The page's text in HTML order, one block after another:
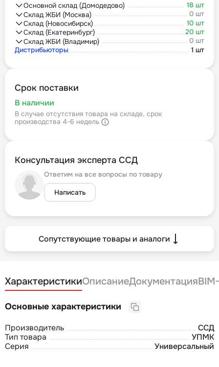
Основной склад (Домодедово)
18 шт
Склад ЖБИ (Москва)
0 шт
Склад (Новосибирск)
10 шт
Склад (Екатеринбург)
20 шт
Склад ЖБИ (Владимир)
0 шт
Дистрибьюторы
1 шт
Срок поставки
В наличии
В случае отсутствия товара на складе, срок
производства 4-6 недель
Консультация эксперта ССД
Ответим на все вопросы по товару
Написать
Сопутствующие товары и аналоги
ХарактеристикиОписаниеДокументация
Основные характеристики
Производитель
ССД
Тип товара
УПМК
Серия
Универсальный